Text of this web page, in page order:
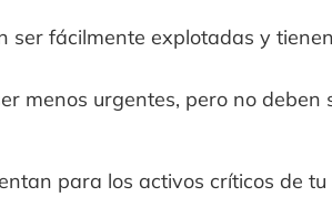
ser fácilmente explotadas y
menos urgentes, pero no
para los activos críticos de